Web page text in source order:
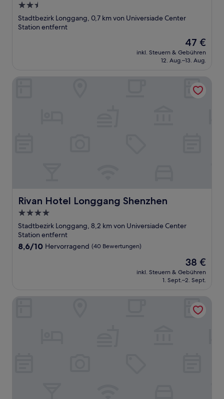
2.5-
Sterne-
Unterkunft
Stadtbezirk Longgang, 0,7 km von Universiade Center
Station entfernt
Der
Preis
beträgt
47 €
inkl. Steuern & Gebühren
12. Aug.–13. Aug.
Rivan Hotel Longgang Shenzhen
Rivan Hotel Longgang Shenzhen
4.0-
Sterne-
Unterkunft
Stadtbezirk Longgang, 8,2 km von Universiade Center
Station entfernt
8.6
8,6/10 Hervorragend (40 Bewertungen)
Der
Preis
beträgt
38 €
inkl. Steuern & Gebühren
1. Sept.–2. Sept.